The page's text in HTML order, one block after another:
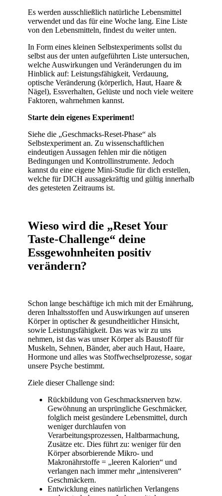
Es werden ausschließlich natürliche Lebensmittel
verwendet und das für eine Woche lang. Eine Liste
von den Lebensmitteln, findest du weiter unten.
In Form eines kleinen Selbstexperiments sollst du
selbst aus der unten aufgeführten Liste untersuchen,
welche Auswirkungen und Veränderungen du im
Hinblick auf: Leistungsfähigkeit, Verdauung,
optische Veränderung (körperlich, Haut, Haare &
Nägel), Essverhalten, Gelüste und noch viele weitere
Faktoren, wahrnehmen kannst.
Starte dein eigenes Experiment!
Siehe die „Geschmacks-Reset-Phase“ als
Selbstexperiment an. Zu wissenschaftlichen
eindeutigen Aussagen fehlen mir die nötigen
Bedingungen und Kontrollinstrumente. Jedoch
kannst du eine eigene Mini-Studie für dich erstellen,
welche für DICH aussagekräftig und gültig innerhalb
des getesteten Zeitraums ist.
Wieso wird die „Reset Your
Taste-Challenge“ deine
Essgewohnheiten positiv
verändern?
Schon lange beschäftige ich mich mit der Ernährung,
deren Inhaltsstoffen und Auswirkungen auf unseren
Körper in optischer & gesundheitlicher Hinsicht,
sowie Leistungsfähigkeit. Das was wir zu uns
nehmen, ist das was unser Körper als Baustoff für
Muskeln, Sehnen, Bänder, aber auch Haut, Haare,
Hormone und alles was Stoffwechselprozesse, sogar
unsere Psyche bestimmt.
Ziele dieser Challenge sind:
Rückbildung von Geschmacksnerven bzw.
Gewöhnung an ursprüngliche Geschmäcker,
folglich meist gesündere Lebensmittel, durch
weniger durchlaufen von
Verarbeitungsprozessen, Haltbarmachung,
Zusätze etc. Dies führt zu: weniger für den
Körper absorbierende Mikro- und
Makronährstoffe = „leeren Kalorien“ und
verlangen nach immer mehr „intensiveren“
Geschmäckern.
Entwicklung eines natürlichen Verlangens